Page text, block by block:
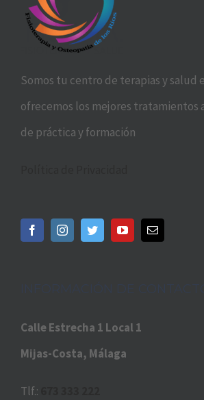
Somos tu centro de terapias y salud
ofrecemos los mejores tratamientos
de práctica y formación
Calle Estrecha 1 Local 1
Mijas-Costa, Málaga
Tlf.: